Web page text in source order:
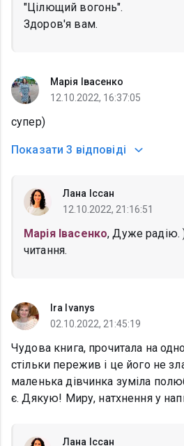
"Цілющий вогонь".
Здоров'я вам.
Марія Івасенко
12.10.2022, 16:37:05
супер)
Показати 3 відповіді
Лана Іссан
12.10.2022, 21:16:51
Марія Івасенко, Дуже радію.
читання.
Ira Ivanys
02.10.2022, 21:45:19
Чудова книга, прочитала на
стільки пережив і це його не
маленька дівчинка зуміла
є. Дякую! Миру, натхнення у
Лана Іссан